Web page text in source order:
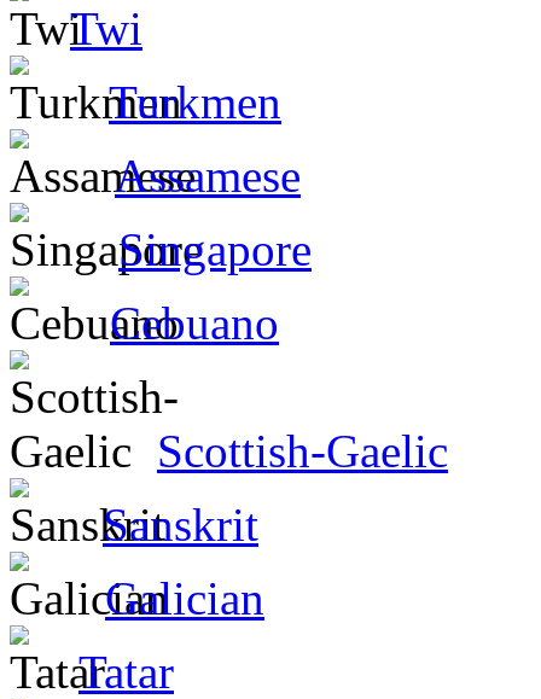
Twi
Turkmen
Assamese
Singapore
Cebuano
Scottish-Gaelic
Sanskrit
Galician
Tatar